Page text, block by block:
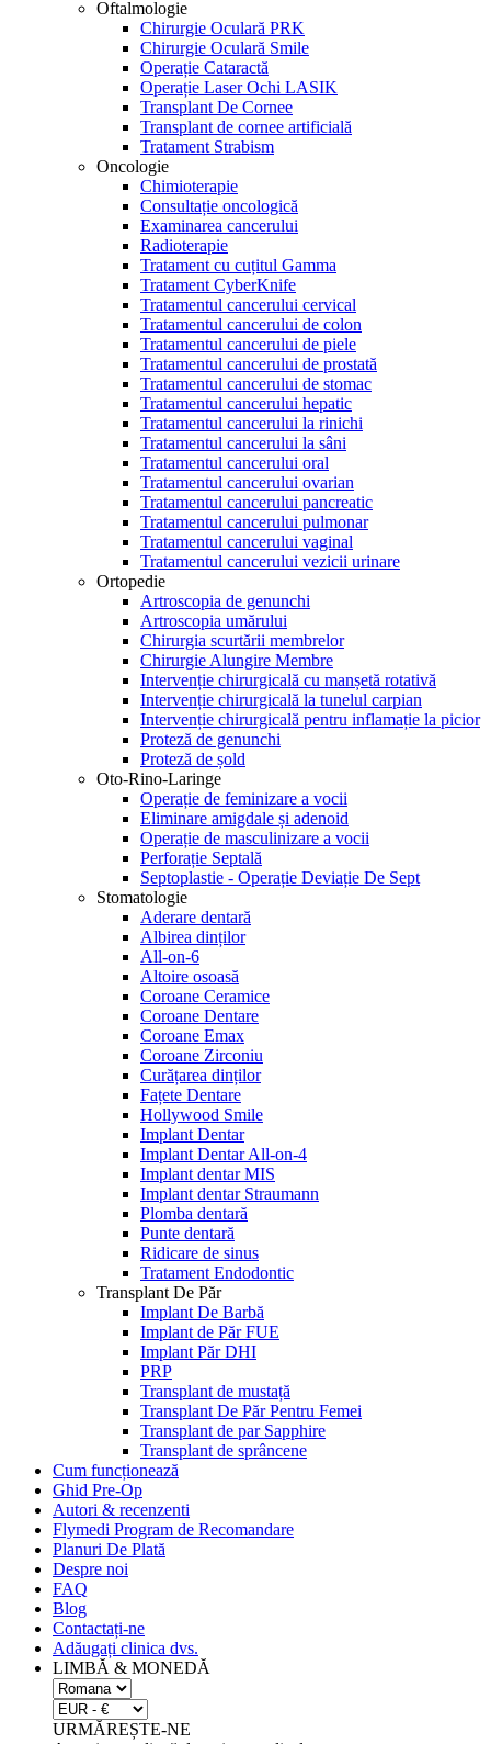
Oftalmologie
Chirurgie Oculară PRK
Chirurgie Oculară Smile
Operație Cataractă
Operație Laser Ochi LASIK
Transplant De Cornee
Transplant de cornee artificială
Tratament Strabism
Oncologie
Chimioterapie
Consultație oncologică
Examinarea cancerului
Radioterapie
Tratament cu cuțitul Gamma
Tratament CyberKnife
Tratamentul cancerului cervical
Tratamentul cancerului de colon
Tratamentul cancerului de piele
Tratamentul cancerului de prostată
Tratamentul cancerului de stomac
Tratamentul cancerului hepatic
Tratamentul cancerului la rinichi
Tratamentul cancerului la sâni
Tratamentul cancerului oral
Tratamentul cancerului ovarian
Tratamentul cancerului pancreatic
Tratamentul cancerului pulmonar
Tratamentul cancerului vaginal
Tratamentul cancerului vezicii urinare
Ortopedie
Artroscopia de genunchi
Artroscopia umărului
Chirurgia scurtării membrelor
Chirurgie Alungire Membre
Intervenție chirurgicală cu manșetă rotativă
Intervenție chirurgicală la tunelul carpian
Intervenție chirurgicală pentru inflamație la picior
Proteză de genunchi
Proteză de șold
Oto-Rino-Laringe
Operație de feminizare a vocii
Eliminare amigdale și adenoid
Operație de masculinizare a vocii
Perforație Septală
Septoplastie - Operație Deviație De Sept
Stomatologie
Aderare dentară
Albirea dinților
All-on-6
Altoire osoasă
Coroane Ceramice
Coroane Dentare
Coroane Emax
Coroane Zirconiu
Curățarea dinților
Fațete Dentare
Hollywood Smile
Implant Dentar
Implant Dentar All-on-4
Implant dentar MIS
Implant dentar Straumann
Plomba dentară
Punte dentară
Ridicare de sinus
Tratament Endodontic
Transplant De Păr
Implant De Barbă
Implant de Păr FUE
Implant Păr DHI
PRP
Transplant de mustață
Transplant De Păr Pentru Femei
Transplant de par Sapphire
Transplant de sprâncene
Cum funcționează
Ghid Pre-Op
Autori & recenzenti
Flymedi Program de Recomandare
Planuri De Plată
Despre noi
FAQ
Blog
Contactați-ne
Adăugați clinica dvs.
LIMBĂ & MONEDĂ
URMĂREȘTE-NE